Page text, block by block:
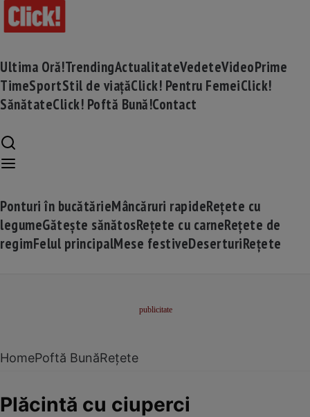
Ultima Oră!TrendingActualitateVedeteVideoPrime
TimeSportStil de viațăClick! Pentru FemeiClick!
SănătateClick! Poftă Bună!Contact
Ponturi în bucătărieMâncăruri rapideRețete cu
legumeGătește sănătosRețete cu carneRețete de
regimFelul principalMese festiveDeserturiRețete
HomePoftă BunăRețete
Plăcintă cu ciuperci